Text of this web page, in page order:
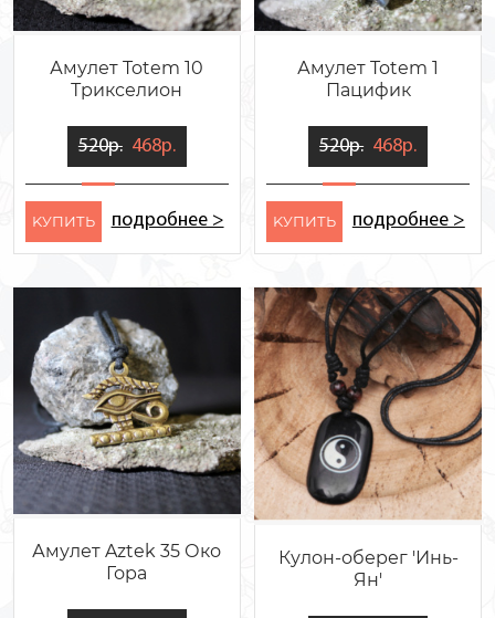
Амулет Totem 10
Трикселион
520р. 468р.
KУПИТЬ подробнее >
Амулет Totem 1
Пацифик
520р. 468р.
KУПИТЬ подробнее >
Амулет Aztek 35 Око
Гора
Кулон-оберег 'Инь-
Ян'